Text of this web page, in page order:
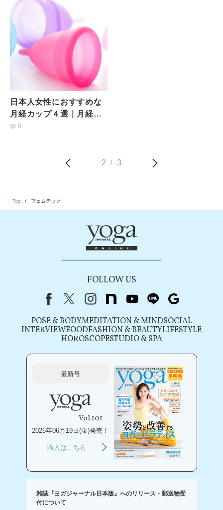
日本人女性におすすめな
月経カップ４選｜月経カ
ップ初心者必見！
0
2 / 3
Top フェムテック
FOLLOW US
FacebookX（旧Twitter）
instagram
note youtubeline
POSE & BODYMEDITATION & MINDSOCIAL
INTERVIEWFOODFASHION & BEAUTYLIFESTYLE
HOROSCOPESTUDIO & SPA
最新号
Vol.101
2026年06月19日(金)発売！
購入はこちら
雑誌『ヨガジャーナル日本版』へのリリース・郵送物受
付について